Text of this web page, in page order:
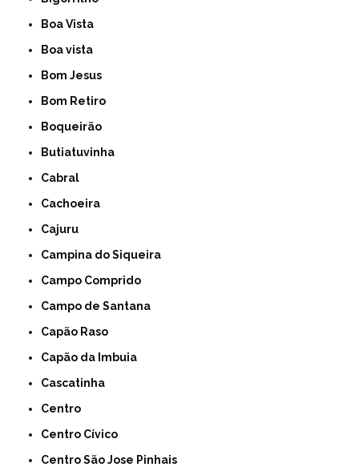
Boa Vista
Boa vista
Bom Jesus
Bom Retiro
Boqueirão
Butiatuvinha
Cabral
Cachoeira
Cajuru
Campina do Siqueira
Campo Comprido
Campo de Santana
Capão Raso
Capão da Imbuia
Cascatinha
Centro
Centro Cívico
Centro São Jose Pinhais